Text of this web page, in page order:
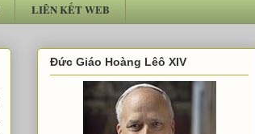
LIÊN KẾT WEB
Đức Giáo Hoàng Lêô XIV